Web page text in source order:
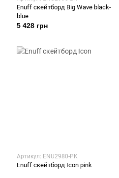
Enuff скейтборд Big Wave black-
blue
5 428 грн
Артикул: ENU2980-PK
Enuff скейтборд Icon pink